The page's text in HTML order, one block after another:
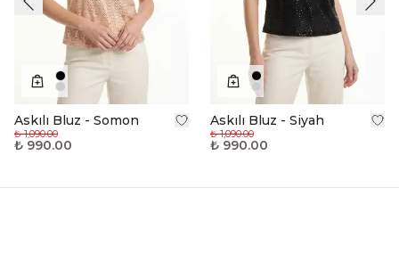
Askılı Bluz - Somon
₺ 1,090.00
₺ 990.00
Askılı Bluz - Siyah
₺ 1,090.00
₺ 990.00